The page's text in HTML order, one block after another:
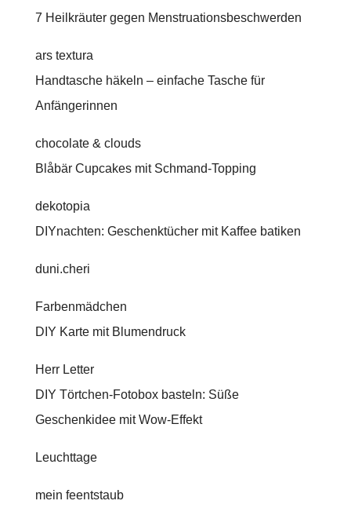
7 Heilkräuter gegen Menstruationsbeschwerden
ars textura
Handtasche häkeln – einfache Tasche für
Anfängerinnen
chocolate & clouds
Blåbär Cupcakes mit Schmand-Topping
dekotopia
DIYnachten: Geschenktücher mit Kaffee batiken
duni.cheri
Farbenmädchen
DIY Karte mit Blumendruck
Herr Letter
DIY Törtchen-Fotobox basteln: Süße
Geschenkidee mit Wow-Effekt
Leuchttage
mein feentstaub